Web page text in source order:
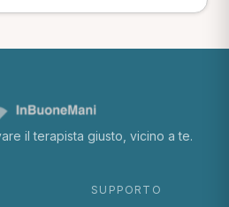
il terapista giusto, vicino a te.
SUPPORTO